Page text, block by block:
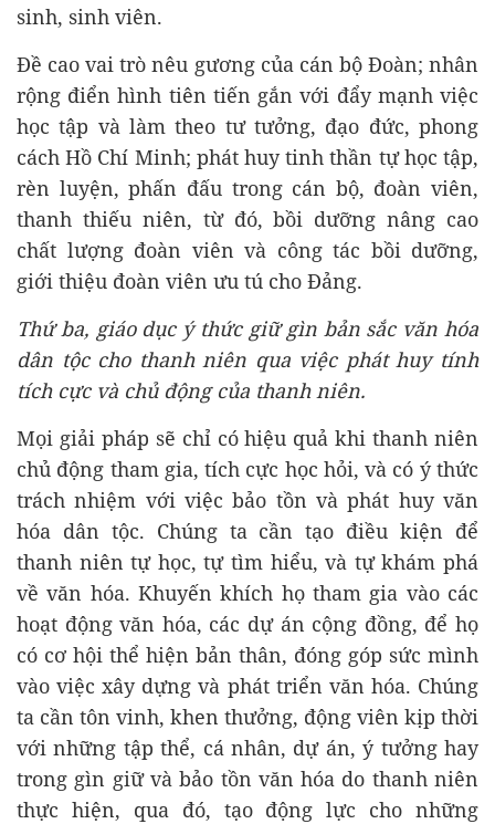
sinh, sinh viên.
Đề cao vai trò nêu gương của cán bộ Đoàn; nhân
rộng điển hình tiên tiến gắn với đẩy mạnh việc
học tập và làm theo tư tưởng, đạo đức, phong
cách Hồ Chí Minh; phát huy tinh thần tự học tập,
rèn luyện, phấn đấu trong cán bộ, đoàn viên,
thanh thiếu niên, từ đó, bồi dưỡng nâng cao
chất lượng đoàn viên và công tác bồi dưỡng,
giới thiệu đoàn viên ưu tú cho Đảng.
Thứ ba, giáo dục ý thức giữ gìn bản sắc văn hóa
dân tộc cho thanh niên qua việc phát huy tính
tích cực và chủ động của thanh niên.
Mọi giải pháp sẽ chỉ có hiệu quả khi thanh niên
chủ động tham gia, tích cực học hỏi, và có ý thức
trách nhiệm với việc bảo tồn và phát huy văn
hóa dân tộc. Chúng ta cần tạo điều kiện để
thanh niên tự học, tự tìm hiểu, và tự khám phá
về văn hóa. Khuyến khích họ tham gia vào các
hoạt động văn hóa, các dự án cộng đồng, để họ
có cơ hội thể hiện bản thân, đóng góp sức mình
vào việc xây dựng và phát triển văn hóa. Chúng
ta cần tôn vinh, khen thưởng, động viên kịp thời
với những tập thể, cá nhân, dự án, ý tưởng hay
trong gìn giữ và bảo tồn văn hóa do thanh niên
thực hiện, qua đó, tạo động lực cho những